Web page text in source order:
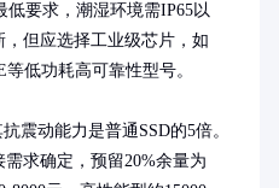
要求，潮湿环境需IP65以
但应选择工业级芯片，如
低功耗高可靠性型号。
震动能力是普通SSD的5倍。
求确定，预留20%余量为